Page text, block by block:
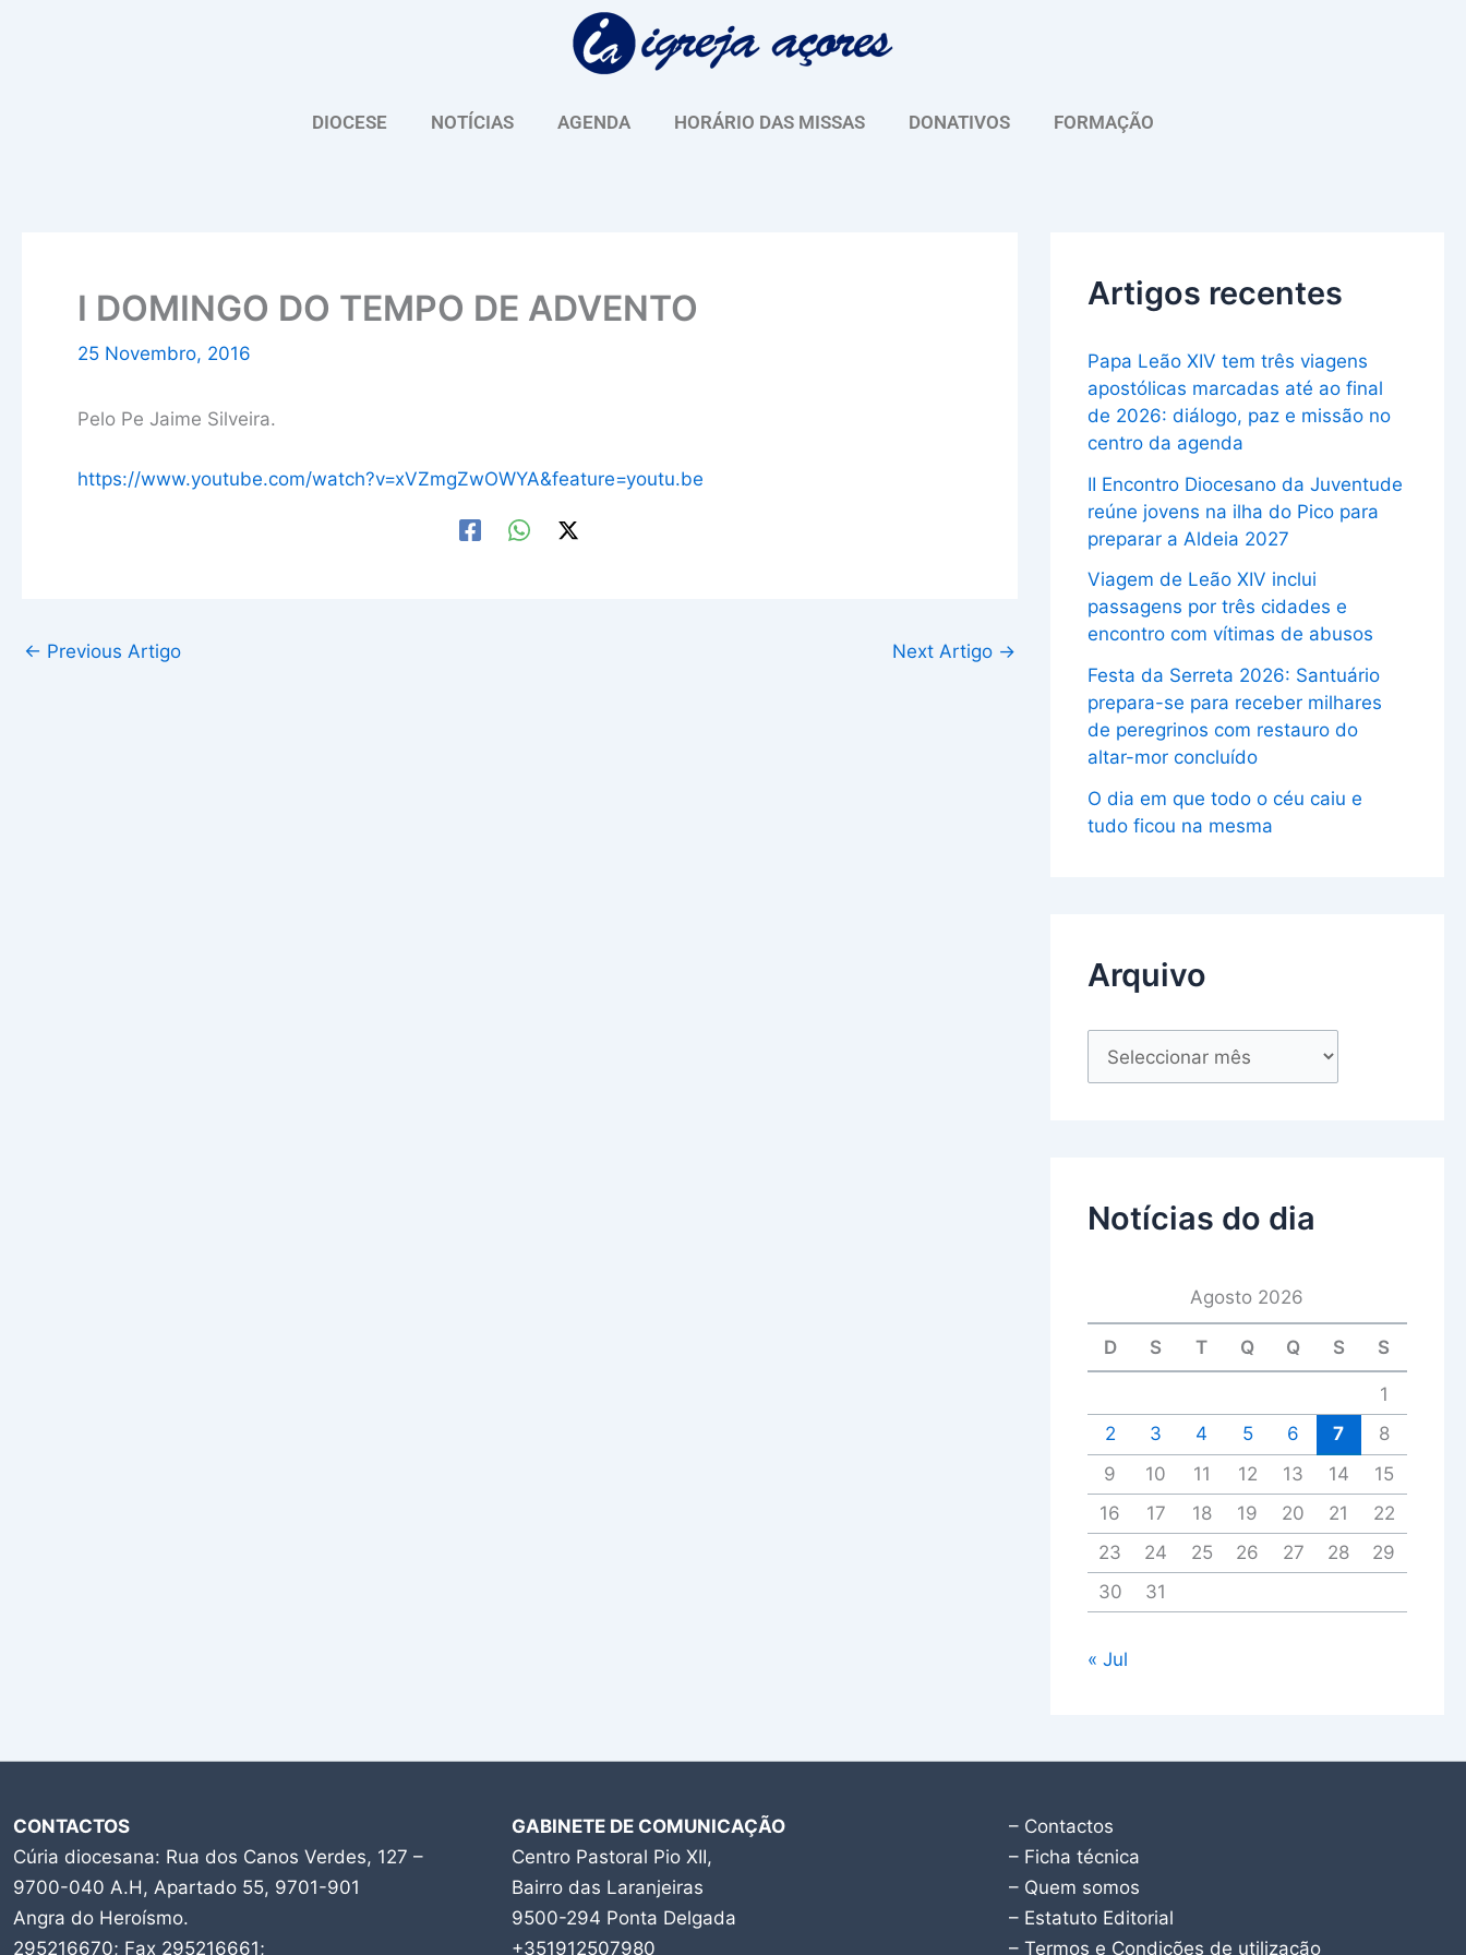
DIOCESE NOTÍCIAS AGENDA HORÁRIO DAS MISSAS DONATIVOS FORMAÇÃO
I DOMINGO DO TEMPO DE ADVENTO
25 Novembro, 2016
Pelo Pe Jaime Silveira.
https://www.youtube.com/watch?v=xVZmgZwOWYA&feature=youtu.be
← Previous Artigo Next Artigo →
Artigos recentes
Papa Leão XIV tem três viagens
apostólicas marcadas até ao final
de 2026: diálogo, paz e missão no
centro da agenda
II Encontro Diocesano da Juventude
reúne jovens na ilha do Pico para
preparar a Aldeia 2027
Viagem de Leão XIV inclui
passagens por três cidades e
encontro com vítimas de abusos
Festa da Serreta 2026: Santuário
prepara-se para receber milhares
de peregrinos com restauro do
altar-mor concluído
O dia em que todo o céu caiu e
tudo ficou na mesma
Arquivo
u
Notícias do dia
Agosto 2026
D S T Q Q S S
1
2
3 4 5 6 7
8
9
10 11 12 13 14
15
16
17 18 19 20 21
22
23
24 25 26 27 28
29
30
31
« Jul
CONTACTOS
Cúria diocesana: Rua dos Canos Verdes, 127 –
9700-040 A.H, Apartado 55, 9701-901
Angra do Heroísmo.
295216670; Fax 295216661;
GABINETE DE COMUNICAÇÃO
Centro Pastoral Pio XII,
Bairro das Laranjeiras
9500-294 Ponta Delgada
+351912507980
– Contactos
– Ficha técnica
– Quem somos
– Estatuto Editorial
– Termos e Condições de utilização